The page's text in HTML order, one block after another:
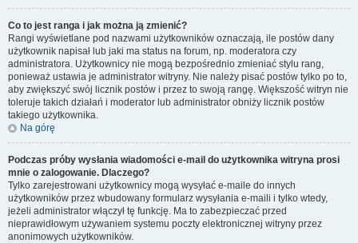
Co to jest ranga i jak można ją zmienić?
Rangi wyświetlane pod nazwami użytkowników oznaczają, ile postów dany
użytkownik napisał lub jaki ma status na forum, np. moderatora czy
administratora. Użytkownicy nie mogą bezpośrednio zmieniać stylu rang,
ponieważ ustawia je administrator witryny. Nie należy pisać postów tylko po to,
aby zwiększyć swój licznik postów i przez to swoją rangę. Większość witryn nie
toleruje takich działań i moderator lub administrator obniży licznik postów
takiego użytkownika.
Na górę
Podczas próby wysłania wiadomości e-mail do użytkownika witryna prosi
mnie o zalogowanie. Dlaczego?
Tylko zarejestrowani użytkownicy mogą wysyłać e-maile do innych
użytkowników przez wbudowany formularz wysyłania e-maili i tylko wtedy,
jeżeli administrator włączył tę funkcję. Ma to zabezpieczać przed
nieprawidłowym używaniem systemu poczty elektronicznej witryny przez
anonimowych użytkowników.